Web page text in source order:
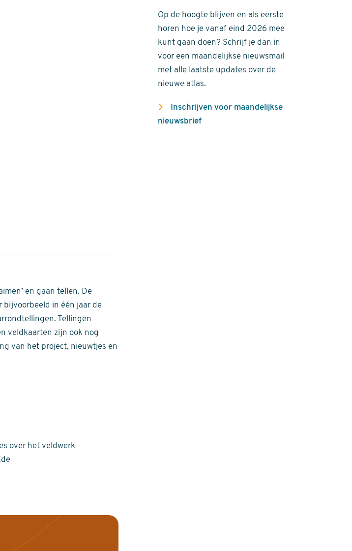
en gaan tellen. De
bijvoorbeeld in één jaar de
Tellingen
veldkaarten zijn ook nog
van het project, nieuwtjes en
over het veldwerk
Op de hoogte blijven en als eerste
horen hoe je vanaf eind 2026 mee
kunt gaan doen? Schrijf je dan in
voor een maandelijkse nieuwsmail
met alle laatste updates over de
nieuwe atlas.
Inschrijven voor maandelijkse
nieuwsbrief